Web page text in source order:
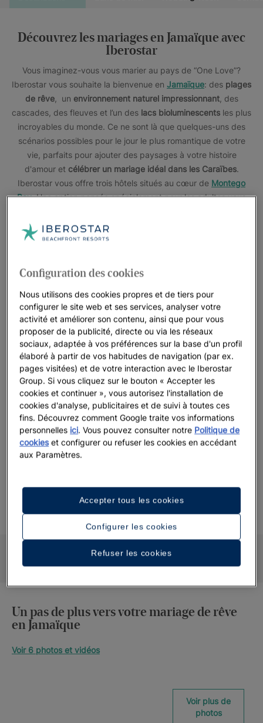
Découvrez les mariages en Jamaïque avec
Iberostar
Vous imaginez-vous vous marier au pays de “One Love”?
Iberostar vous souhaite la bienvenue en Jamaïque: des plages
de rêve, un environnement naturel impressionnant, des
cascades, des fleuves et l’un des lacs bioluminescents les plus
incroyables du monde. Ce ne sont là que quelques-uns des
scénarios possibles pour le jour le plus romantique de votre
vie, parfaits pour ajouter des paysages à votre histoire
d'amour et célébrer un mariage idéal dans les Caraïbes.
Iberostar vous offre trois hôtels situés au cœur de Montego
Bay. Une option pensée spécialement pour les adultes vous
l’attention personnalisée prennent tout leur sens.
Beach. Il ne fait nul doute que vous profiterez du fun et
d'activités organisées à l'intérieur même du complexe. Nous
vous recommandons aussi d'explorer toute la beauté qui se
trouve à l'extérieur et de l'abondance qui font de la Jamaïque
une destination incroyable et idéale pour unmariage dans les
Caraïbes. Voici donc à quoi ressemblent lesmariages en
Jamaïque avec Iberostar: exactement comme vous l’avez
imaginé.
Commencez à planifier et consultez la disponibilité de la date
de votre mariage ici.
jour
FORMULAIRE DE
CALENDRIER DES
MARIAGES
Un pas de plus vers votre mariage de rêve
en Jamaïque
Voir 6 photos et vidéos
Voir plus de
photos
Configuration des cookies
Nous utilisons des cookies propres et de tiers pour
configurer le site web et ses services, analyser votre
activité et améliorer son contenu, ainsi que pour vous
proposer de la publicité, directe ou via les réseaux
sociaux, adaptée à vos préférences sur la base d'un profil
élaboré à partir de vos habitudes de navigation (par ex.
pages visitées) et de votre interaction avec le Iberostar
Group. Si vous cliquez sur le bouton « Accepter les
cookies et continuer », vous autorisez l'installation de
cookies d'analyse, publicitaires et de suivi à toutes ces
fins. Découvrez comment Google traite vos informations
personnelles ici. Vous pouvez consulter notre Politique de
cookies et configurer ou refuser les cookies en accédant
aux Paramètres.
Configurer les cookies
Refuser les cookies
Accepter tous les cookies